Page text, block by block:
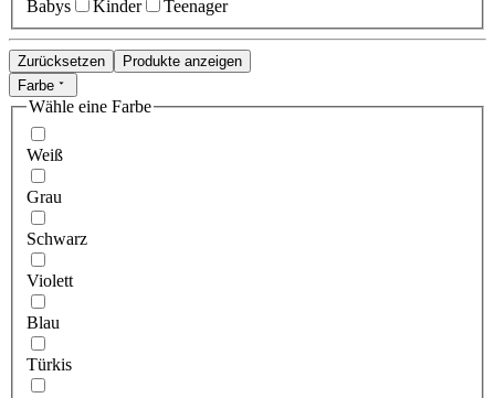
Babys Kinder Teenager
Zurücksetzen
Produkte anzeigen
Farbe
Wähle eine Farbe
Weiß
Grau
Schwarz
Violett
Blau
Türkis